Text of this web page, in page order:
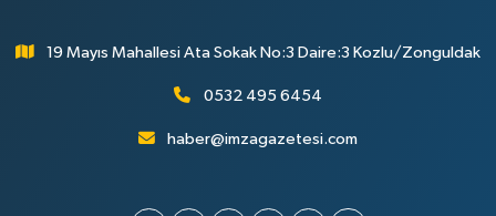
19 Mayıs Mahallesi Ata Sokak No:3 Daire:3 Kozlu/Zonguldak
0532 495 6454
haber@imzagazetesi.com